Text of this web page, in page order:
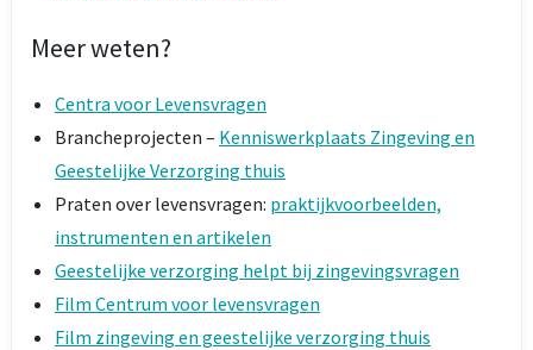
Meer weten?
Centra voor Levensvragen
Brancheprojecten – Kenniswerkplaats Zingeving en
Geestelijke Verzorging thuis
Praten over levensvragen: praktijkvoorbeelden,
instrumenten en artikelen
Geestelijke verzorging helpt bij zingevingsvragen
Film Centrum voor levensvragen
Film zingeving en geestelijke verzorging thuis